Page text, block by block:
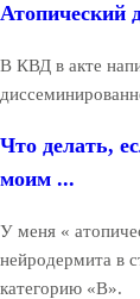
Атопический
В КВД в акте
Что делать,
моим ...
У меня «
нейродермита в
категорию «В».